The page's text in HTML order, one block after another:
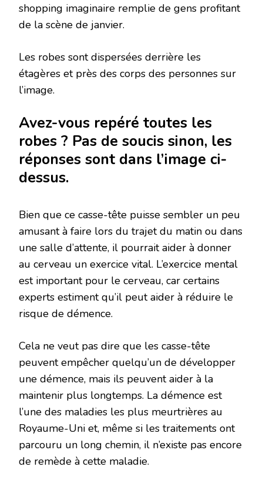
shopping imaginaire remplie de gens profitant
de la scène de janvier.
Les robes sont dispersées derrière les
étagères et près des corps des personnes sur
l’image.
Avez-vous repéré toutes les
robes ? Pas de soucis sinon, les
réponses sont dans l’image ci-
dessus.
Bien que ce casse-tête puisse sembler un peu
amusant à faire lors du trajet du matin ou dans
une salle d’attente, il pourrait aider à donner
au cerveau un exercice vital. L’exercice mental
est important pour le cerveau, car certains
experts estiment qu’il peut aider à réduire le
risque de démence.
Cela ne veut pas dire que les casse-tête
peuvent empêcher quelqu’un de développer
une démence, mais ils peuvent aider à la
maintenir plus longtemps. La démence est
l’une des maladies les plus meurtrières au
Royaume-Uni et, même si les traitements ont
parcouru un long chemin, il n’existe pas encore
de remède à cette maladie.